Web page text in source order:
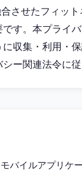
させたフィッ
す。本プライ
収集・利用・
ー関連法令に
バイルアプリケ